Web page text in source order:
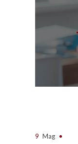
9 Mag